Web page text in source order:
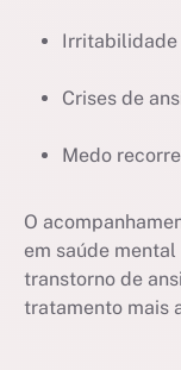
Irritabilidade
Crises de
Medo
O
em saúde
transtorno de
tratamento mais